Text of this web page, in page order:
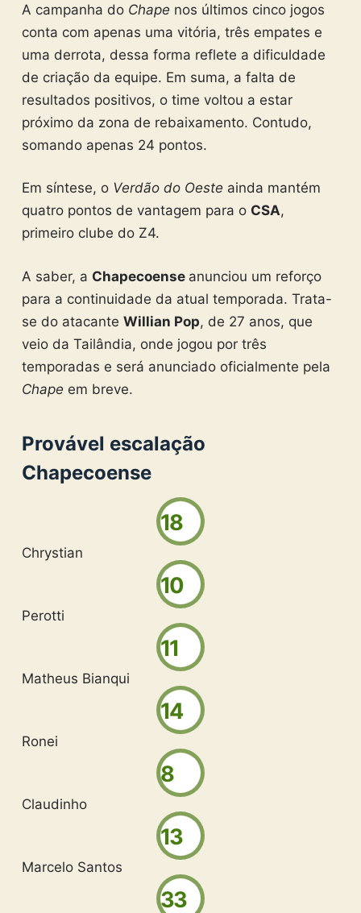
A campanha do Chape nos últimos cinco jogos
conta com apenas uma vitória, três empates e
uma derrota, dessa forma reflete a dificuldade
de criação da equipe. Em suma, a falta de
resultados positivos, o time voltou a estar
próximo da zona de rebaixamento. Contudo,
somando apenas 24 pontos.
Em síntese, o Verdão do Oeste ainda mantém
quatro pontos de vantagem para o CSA,
primeiro clube do Z4.
A saber, a Chapecoense anunciou um reforço
para a continuidade da atual temporada. Trata-
se do atacante Willian Pop, de 27 anos, que
veio da Tailândia, onde jogou por três
temporadas e será anunciado oficialmente pela
Chape em breve.
Provável escalação
Chapecoense
18
Chrystian
10
Perotti
11
Matheus Bianqui
14
Ronei
8
Claudinho
13
Marcelo Santos
33